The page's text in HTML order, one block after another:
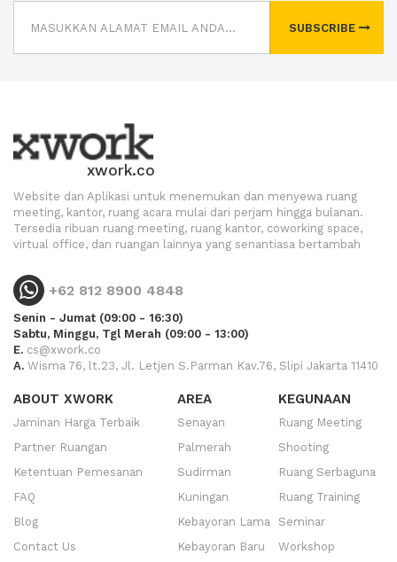
SUBSCRIBE
xwork.co
Website dan Aplikasi untuk menemukan dan menyewa ruang
meeting, kantor, ruang acara mulai dari perjam hingga bulanan.
Tersedia ribuan ruang meeting, ruang kantor, coworking space,
virtual office, dan ruangan lainnya yang senantiasa bertambah
+62 812 8900 4848
Senin - Jumat (09:00 - 16:30)
Sabtu, Minggu, Tgl Merah (09:00 - 13:00)
E. cs@xwork.co
A. Wisma 76, lt.23, Jl. Letjen S.Parman Kav.76, Slipi Jakarta 11410
ABOUT XWORK
Jaminan Harga Terbaik
Partner Ruangan
Ketentuan Pemesanan
FAQ
Blog
Contact Us
AREA
Senayan
Palmerah
Sudirman
Kuningan
Kebayoran Lama
Kebayoran Baru
KEGUNAAN
Ruang Meeting
Shooting
Ruang Serbaguna
Ruang Training
Seminar
Workshop